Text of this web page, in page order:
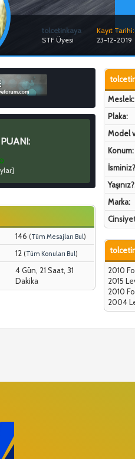
tolcetinkaya
STF Üyesi
Kayıt Tarihi:
23-12-2019
]
146 (Tüm Mesajları Bul)
12 (Tüm Konuları Bul)
4 Gün, 21 Saat, 31
Dakika
Meslek:
Plaka:
Model
Konum:
Marka:
2010
2015
2010
2004